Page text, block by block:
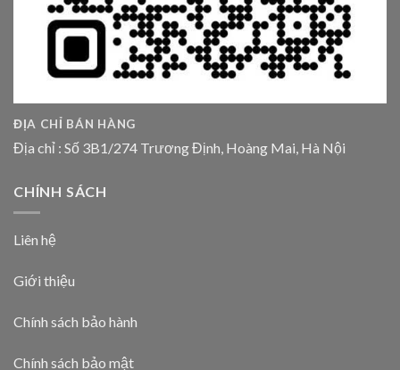
ĐỊA CHỈ BÁN HÀNG
Địa chỉ : Số 3B1/274 Trương Định, Hoàng Mai, Hà Nội
CHÍNH SÁCH
Liên hệ
Giới thiệu
Chính sách bảo hành
Chính sách bảo mật